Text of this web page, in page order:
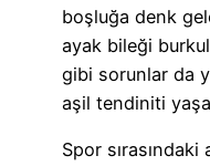
boşluğa denk
ayak bileği
gibi sorunlar da
aşil tendiniti
Spor sırasındaki